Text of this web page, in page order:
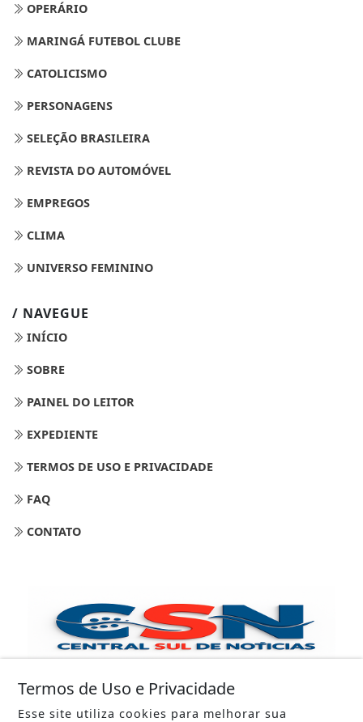
OPERÁRIO
MARINGÁ FUTEBOL CLUBE
CATOLICISMO
PERSONAGENS
SELEÇÃO BRASILEIRA
REVISTA DO AUTOMÓVEL
EMPREGOS
CLIMA
UNIVERSO FEMININO
/ NAVEGUE
INÍCIO
SOBRE
PAINEL DO LEITOR
EXPEDIENTE
TERMOS DE USO E PRIVACIDADE
FAQ
CONTATO
Termos de Uso e Privacidade
Esse site utiliza cookies para melhorar sua